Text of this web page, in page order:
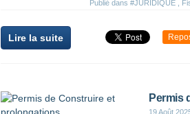
Publié dans #JURIDIQUE ,
Lire la suite
Permis
19 Août